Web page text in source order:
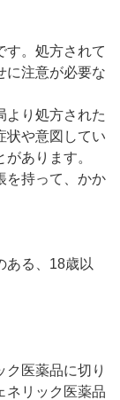
す。処方されて
に注意が必要な
より処方された
状や意図してい
あります。
を持って、かか
ある、18歳以
医薬品に切り
ネリック医薬品